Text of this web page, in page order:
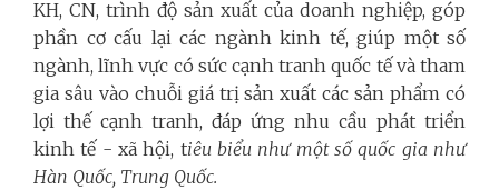
KH, CN, trình độ sản xuất của doanh nghiệp, góp
phần cơ cấu lại các ngành kinh tế, giúp một số
ngành, lĩnh vực có sức cạnh tranh quốc tế và tham
gia sâu vào chuỗi giá trị sản xuất các sản phẩm có
lợi thế cạnh tranh, đáp ứng nhu cầu phát triển
kinh tế - xã hội, tiêu biểu như một số quốc gia như
Hàn Quốc, Trung Quốc.